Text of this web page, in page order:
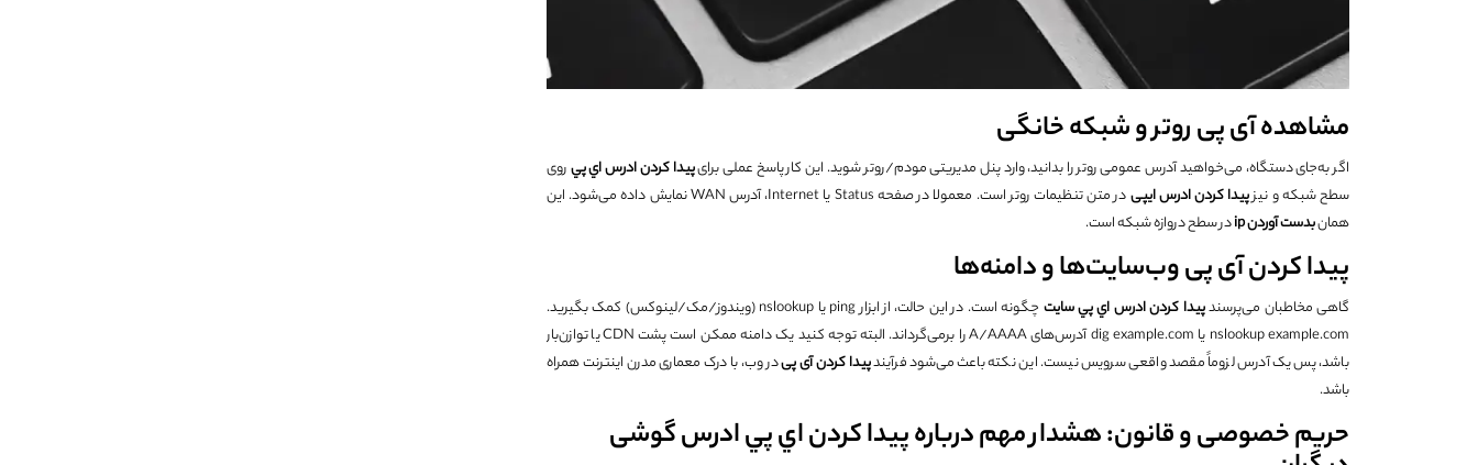
مشاهده آی پی روتر و شبکه خانگی
اگر به‌جای دستگاه، می‌خواهید آدرس عمومی روتر را بدانید، وارد پنل مدیریتی مودم/روتر شوید. این کار پاسخ عملی برایپيدا كردن ادرس اي پيروی
سطح شبکه و نیزپيدا كردن ادرس ایپی
در متن تنظیمات روتر است. معمولا در صفحه Status یا Internet، آدرس WAN نمایش داده می‌شود. این
همانبدست آوردنip در سطح دروازه شبکه است.
پیدا کردن آی پی وب‌سایت‌ها و دامنه‌ها
گاهی مخاطبان می‌پرسندپيدا كردن ادرس اي پي سایت
چگونه است. در این حالت، از ابزار ping یا nslookup (ویندوز/مک/لینوکس) کمک بگیرید.
nslookup example.com یا dig example.com آدرس‌های A/AAAA را برمی‌گرداند. البته توجه کنید یک دامنه ممکن است پشت CDN یا توازن‌بار
باشد، پس یک آدرس لزوماً مقصد واقعی سرویس نیست. این نکته باعث می‌شود فرآیندپیدا کردن آی پیدر وب، با درک معماری مدرن اینترنت همراه
باشد.
حریم خصوصی و قانون: هشدار مهم درباره پيدا كردن اي پي ادرس گوشی